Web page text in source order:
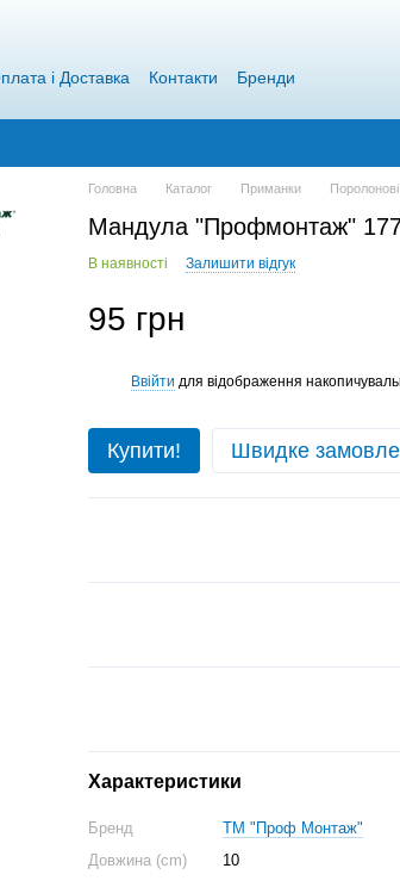
і Доставка Контакти
Бренди
Головна Каталог Приманки
Мандула "Профмонтаж"
В наявності Залишити відгук
95 грн
Ввійти для відображення
Купити! Швидке
Характеристики
Бренд
ТМ "Проф Монтаж"
Довжина (cm)
10